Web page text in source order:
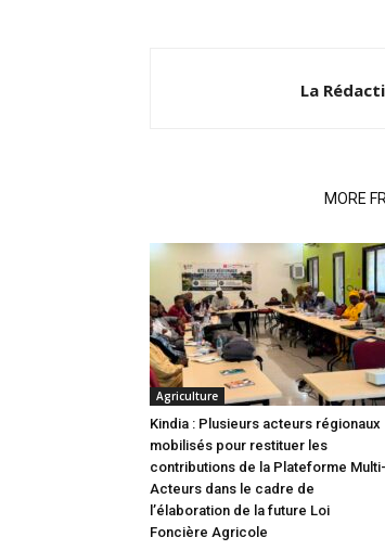
La
MORE
Agriculture
Kindia : Plusieurs acteurs régionaux
mobilisés pour restituer les
contributions de la Plateforme Multi-
Acteurs dans le cadre de
l’élaboration de la future Loi
Foncière Agricole